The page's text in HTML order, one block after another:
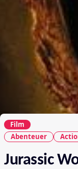
Film
Abenteuer
Jurassic